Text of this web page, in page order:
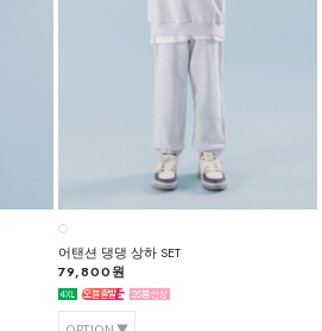
어탠션 댕댕 상하 SET
79,800원